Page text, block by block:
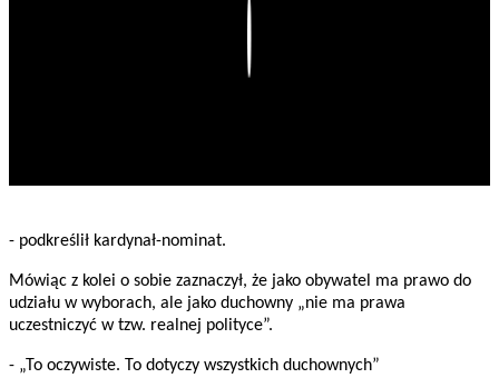
- podkreślił kardynał-nominat.
Mówiąc z kolei o sobie zaznaczył, że jako obywatel ma prawo do
udziału w wyborach, ale jako duchowny „nie ma prawa
uczestniczyć w tzw. realnej polityce”.
- „To oczywiste. To dotyczy wszystkich duchownych”